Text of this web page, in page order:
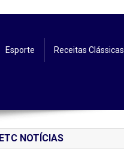
Esporte Receitas Clássicas
ETC NOTÍCIAS